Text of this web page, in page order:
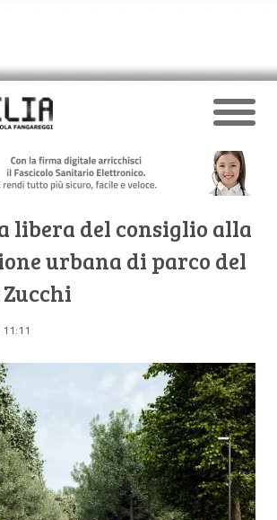
libera del consiglio alla
urbana di parco del